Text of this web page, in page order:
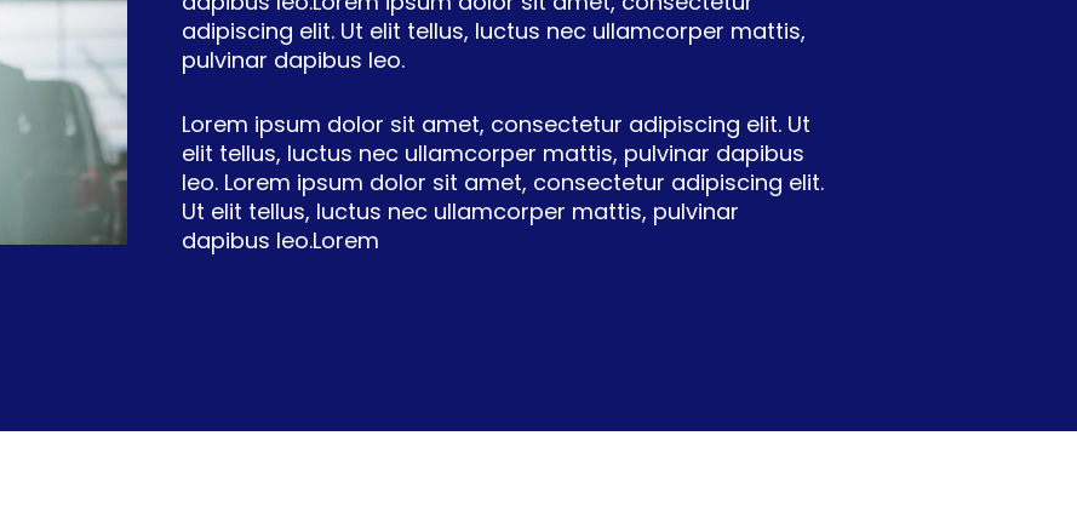
adipiscing elit. Ut elit tellus, luctus nec ullamcorper mattis,
pulvinar dapibus leo.
Lorem ipsum dolor sit amet, consectetur adipiscing elit. Ut
elit tellus, luctus nec ullamcorper mattis, pulvinar dapibus
leo. Lorem ipsum dolor sit amet, consectetur adipiscing elit.
Ut elit tellus, luctus nec ullamcorper mattis, pulvinar
dapibus leo.Lorem